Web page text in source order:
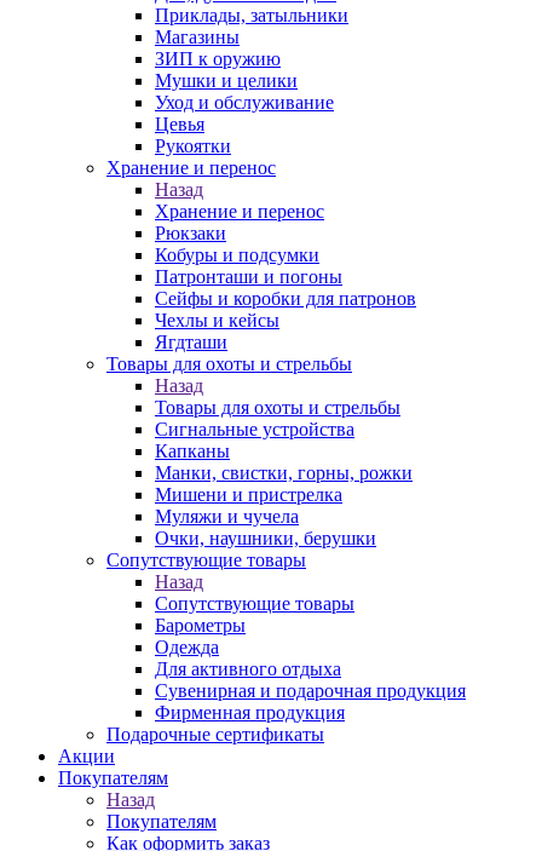
Приклады, затыльники
Магазины
ЗИП к оружию
Мушки и целики
Уход и обслуживание
Цевья
Рукоятки
Хранение и перенос
Назад
Хранение и перенос
Рюкзаки
Кобуры и подсумки
Патронташи и погоны
Сейфы и коробки для патронов
Чехлы и кейсы
Ягдташи
Товары для охоты и стрельбы
Назад
Товары для охоты и стрельбы
Сигнальные устройства
Капканы
Манки, свистки, горны, рожки
Мишени и пристрелка
Муляжи и чучела
Очки, наушники, берушки
Сопутствующие товары
Назад
Сопутствующие товары
Барометры
Одежда
Для активного отдыха
Сувенирная и подарочная продукция
Фирменная продукция
Подарочные сертификаты
Акции
Покупателям
Назад
Покупателям
Как оформить заказ